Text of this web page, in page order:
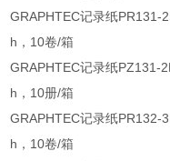
GRAPHTEC记录纸PR131-
h，10卷/箱
GRAPHTEC记录纸PZ131-
h，10册/箱
GRAPHTEC记录纸PR132-
h，10卷/箱